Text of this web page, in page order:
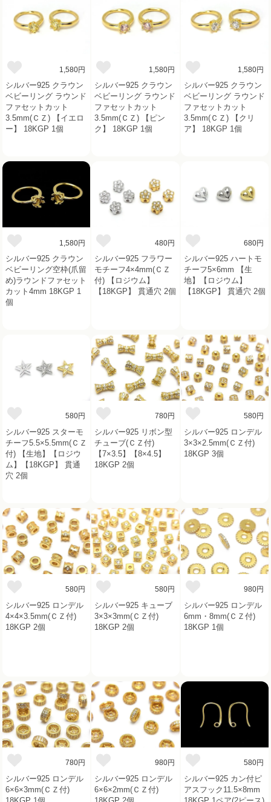
1,580円
シルバー925 クラウン
ベビーリング ラウンド
ファセットカット
3.5mm(ＣＺ) 【イエロ
ー】 18KGP 1個
1,580円
シルバー925 クラウン
ベビーリング ラウンド
ファセットカット
3.5mm(ＣＺ) 【ピン
ク】 18KGP 1個
1,580円
シルバー925 クラウン
ベビーリング ラウンド
ファセットカット
3.5mm(ＣＺ) 【クリ
ア】 18KGP 1個
1,580円
シルバー925 クラウン
ベビーリング空枠(爪留
め)ラウンドファセット
カット4mm 18KGP 1
個
480円
シルバー925 フラワー
モチーフ4×4mm(ＣＺ
付) 【ロジウム】
【18KGP】 貫通穴 2個
680円
シルバー925 ハートモ
チーフ5×6mm 【生
地】【ロジウム】
【18KGP】 貫通穴 2個
580円
シルバー925 スターモ
チーフ5.5×5.5mm(ＣＺ
付) 【生地】【ロジウ
ム】【18KGP】 貫通
穴 2個
780円
シルバー925 リボン型
チューブ(ＣＺ付)
【7×3.5】【8×4.5】
18KGP 2個
580円
シルバー925 ロンデル
3×3×2.5mm(ＣＺ付)
18KGP 3個
580円
シルバー925 ロンデル
4×4×3.5mm(ＣＺ付)
18KGP 2個
580円
シルバー925 キューブ
3×3×3mm(ＣＺ付)
18KGP 2個
980円
シルバー925 ロンデル
6mm・8mm(ＣＺ付)
18KGP 1個
780円
シルバー925 ロンデル
6×6×3mm(ＣＺ付)
980円
シルバー925 ロンデル
6×6×2mm(ＣＺ付)
580円
シルバー925 カン付ピ
アスフック11.5×8mm